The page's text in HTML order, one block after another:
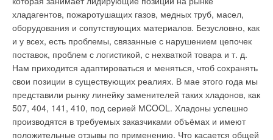
хладагентов, пожаротушащих газов, медных труб, масел,
оборудования и сопутствующих материалов. Безусловно, как
и у всех, есть проблемы, связанные с нарушением цепочек
поставок, проблем с логистикой, с нехваткой товара и т. д.
Нам приходится адаптироваться и меняться, чтоб сохранять
свои позиции в существующих реалиях. В мае этого года мы
представили рынку линейку заменителей таких хладонов, как
507, 404, 141, 410, под серией МCOOL. Хладоны успешно
производятся в требуемых заказчиками объёмах и имеют
положительные отзывы по применению. Что касается общей
освещения, водои электропотребления, реализованных
в проекте.
б)Энергетический паспорт проекта с результатами расчёта
абсолютных значений и удельных показателей расходов
тепловой и электрической энергии на отопление
и вентиляцию за отопительный период, по которому судят о
классе энергоэффективности проекта данного здания,
ожидаемых удельных годовых расходах энергии на горячее
водоснабжение и кондиционирование, освещение